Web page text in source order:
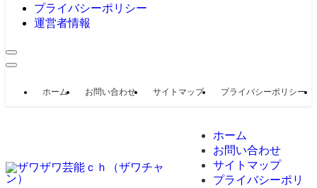
プライバシーポリシー
運営者情報
ホーム お問い合わせ サイトマップ プライバシーポリシー
ホーム
お問い合わせ
サイトマップ
プライバシーポリ